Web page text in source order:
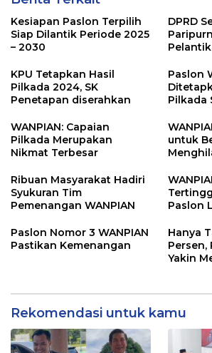
Kesiapan Paslon Terpilih
Siap Dilantik Periode 2025
– 2030
DPRD
KPU Tetapkan Hasil
Pilkada 2024, SK
Penetapan diserahkan
Paslon
Pilkada
WANPIAN: Capaian
Pilkada Merupakan
Nikmat Terbesar
untuk
Ribuan Masyarakat Hadiri
Syukuran Tim
Pemenangan WANPIAN
Paslon
Paslon Nomor 3 WANPIAN
Pastikan Kemenangan
Hanya
Persen,
Yakin
Rekomendasi untuk kamu